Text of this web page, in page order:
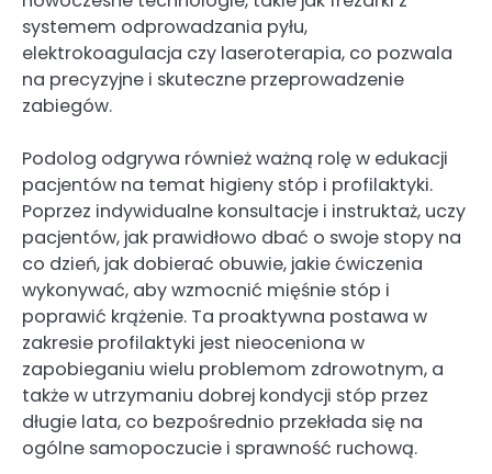
systemem odprowadzania pyłu,
elektrokoagulacja czy laseroterapia, co pozwala
na precyzyjne i skuteczne przeprowadzenie
zabiegów.
Podolog odgrywa również ważną rolę w edukacji
pacjentów na temat higieny stóp i profilaktyki.
Poprzez indywidualne konsultacje i instruktaż, uczy
pacjentów, jak prawidłowo dbać o swoje stopy na
co dzień, jak dobierać obuwie, jakie ćwiczenia
wykonywać, aby wzmocnić mięśnie stóp i
poprawić krążenie. Ta proaktywna postawa w
zakresie profilaktyki jest nieoceniona w
zapobieganiu wielu problemom zdrowotnym, a
także w utrzymaniu dobrej kondycji stóp przez
długie lata, co bezpośrednio przekłada się na
ogólne samopoczucie i sprawność ruchową.